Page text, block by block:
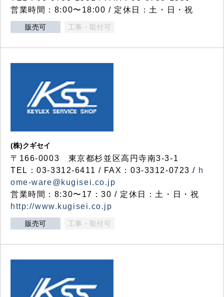
営業時間：8:00〜18:00 / 定休日：土・日・祝
販売可 工事・取付可
(株)クギセイ
〒166-0003 東京都杉並区高円寺南3-3-1
TEL：03-3312-6411 / FAX：03-3312-0723 / h
ome-ware@kugisei.co.jp
営業時間：8:30〜17：30 / 定休日：土・日・祝
http://www.kugisei.co.jp
販売可 工事・取付可